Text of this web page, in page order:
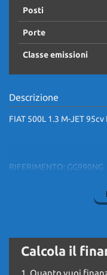
Posti
Porte
Classe emissioni
Descrizione
FIAT 500L 1.3 M-JET
RIFERIMENTO: GG990NG
ANNO 2021 Km: 111.524
CAMBIO MANUALE
Calcola il
1. Quanto vuoi